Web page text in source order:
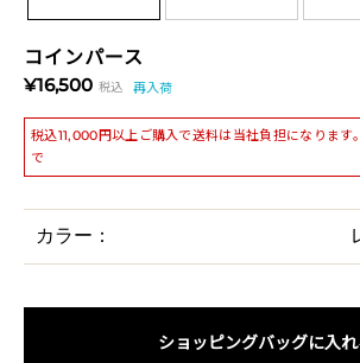
コインパース
¥16,500 税込 再入荷
税込11,000円以上ご購入で送料は当社負担になります
で
カラー：
ショッピングバッグに入